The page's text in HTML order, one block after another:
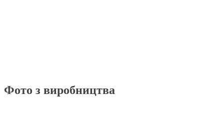
Фото з виробництва